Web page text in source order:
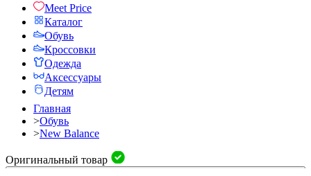
Meet Price
Каталог
Обувь
Кроссовки
Одежда
Аксессуары
Детям
Главная
>Обувь
>New Balance
Оригинальный товар